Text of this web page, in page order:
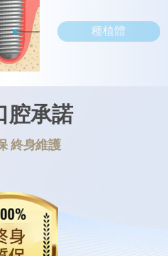
種植體
腔承諾
終身維護